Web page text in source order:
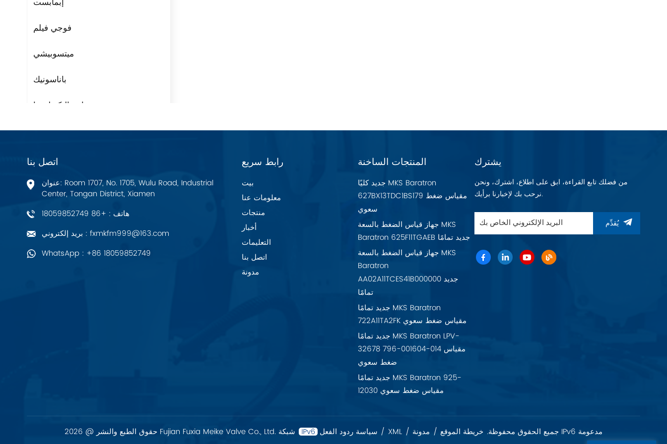
فوجي فيلم
ميتسوبيشي
باناسونيك
مراوح التكنولوجيا
ريتال
بوشجوست
H3C
Triconex
زيهل-أبيج
Bosch Rexroth
Xinje
Mettler Toledo
اتصل بنا
عنوان: Room 1707, No. 1705, Wulu Road, Industrial
Center, Tongan District, Xiamen
هاتف : +86 18059852749
بريد إلكتروني : fxmkfm999@163.com
WhatsApp : +86 18059852749
رابط سريع
بيت
معلومات عنا
منتجات
أخبار
التعليمات
اتصل بنا
مدونة
المنتجات الساخنة
جديد كليًا MKS Baratron
627BX13TDC1BS179 مقياس ضغط
سعوي
جهاز قياس الضغط بالسعة MKS
Baratron 625F11TGAEB جديد تمامًا
جهاز قياس الضغط بالسعة MKS
Baratron
AA02A11TCES41B000000 جديد
تمامًا
جديد تمامًا MKS Baratron
722A11TA2FK مقياس ضغط سعوي
جديد تمامًا MKS Baratron LPV-
32678 796-001604-014 مقياس
ضغط سعوي
جديد تمامًا MKS Baratron 925-
12030 مقياس ضغط سعوي
يشترك
من فضلك تابع القراءة، ابق على اطلاع، اشترك، ونحن
نرحب بك لإخبارنا برأيك.
يُقدِّم
حقوق الطبع والنشر @ 2026 Fujian Fuxia Meike Valve Co., Ltd. جميع الحقوق محفوظة. خريطة الموقع / مدونة /
XML
/ سياسة ردود الفعل شبكة IPv6 مدعومة